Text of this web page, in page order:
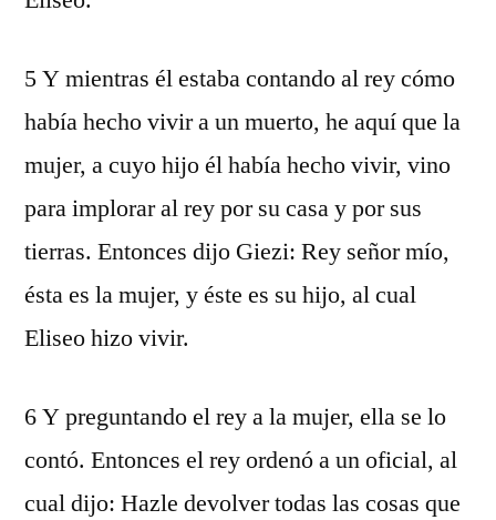
5 Y mientras él estaba contando al rey cómo
había hecho vivir a un muerto, he aquí que la
mujer, a cuyo hijo él había hecho vivir, vino
para implorar al rey por su casa y por sus
tierras. Entonces dijo Giezi: Rey señor mío,
ésta es la mujer, y éste es su hijo, al cual
Eliseo hizo vivir.
6 Y preguntando el rey a la mujer, ella se lo
contó. Entonces el rey ordenó a un oficial, al
cual dijo: Hazle devolver todas las cosas que